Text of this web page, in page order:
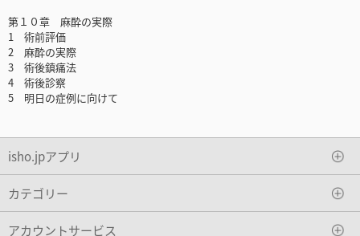
第１０章 麻酔の実際
1 術前評価
2 麻酔の実際
3 術後鎮痛法
4 術後診察
5 明日の症例に向けて
isho.jpアプリ
カテゴリー
アカウントサービス